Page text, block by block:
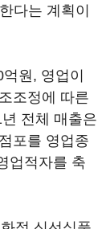
다는 계획이
원, 영업이
조정에 따른
전체 매출은
포를 영업종
업적자를 축